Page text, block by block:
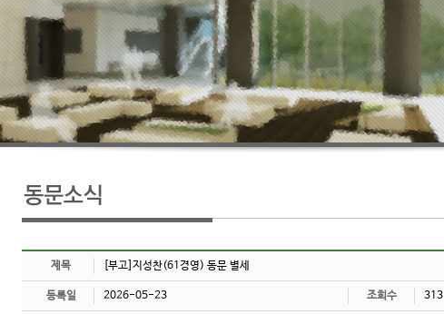
제목 [부고]지성찬(61경영) 동문 별세
등록일 2026-05-23 조회수 313